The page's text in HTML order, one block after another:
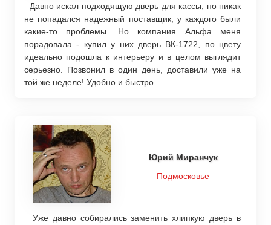
Давно искал подходящую дверь для кассы, но никак
не попадался надежный поставщик, у каждого были
какие-то проблемы. Но компания Альфа меня
порадовала - купил у них дверь ВК-1722, по цвету
идеально подошла к интерьеру и в целом выглядит
серьезно. Позвонил в один день, доставили уже на
той же неделе! Удобно и быстро.
Юрий Миранчук
Подмосковье
Уже давно собирались заменить хлипкую дверь в